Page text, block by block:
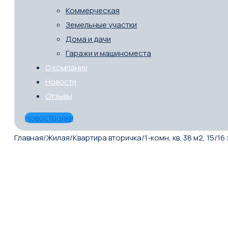
Коммерческая
Земельные участки
Дома и дачи
Гаражи и машиноместа
О компании
Новости
Отзывы
Новостройки
Главная/Жилая/Квартира вторичка/1-комн, кв, 38 м2, 15/16